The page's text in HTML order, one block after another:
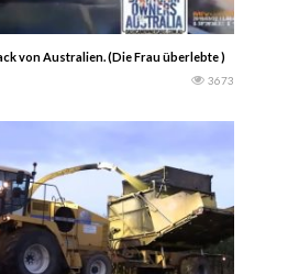
von Australien. (Die Frau überlebte )
3673